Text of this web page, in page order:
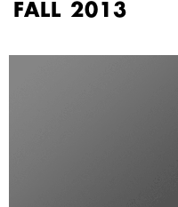
FALL 2013